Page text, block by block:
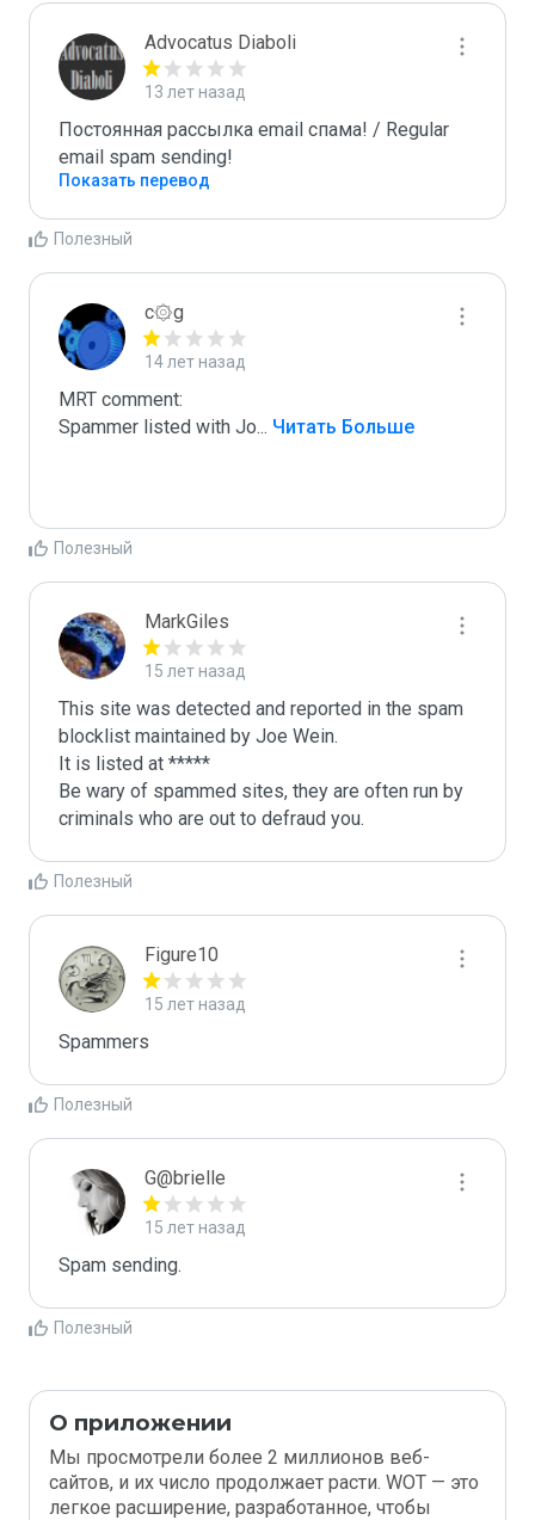
Advocatus Diaboli
13 лет назад
Постоянная рассылка email спама! / Regular
email spam sending!
Показать перевод
Полезный
c۞g
14 лет назад
MRT comment:
Spammer listed with Jo... Читать Больше
Полезный
MarkGiles
15 лет назад
This site was detected and reported in the spam
blocklist maintained by Joe Wein.
It is listed at *****
Be wary of spammed sites, they are often run by
criminals who are out to defraud you.
Полезный
Figure10
15 лет назад
Spammers
Полезный
G@brielle
15 лет назад
Spam sending.
Полезный
О приложении
Мы просмотрели более 2 миллионов веб-
сайтов, и их число продолжает расти. WOT — это
легкое расширение, разработанное, чтобы